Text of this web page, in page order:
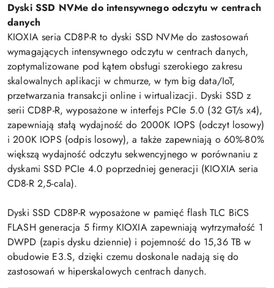
Dyski SSD NVMe do intensywnego odczytu w centrach
danych
KIOXIA seria CD8P-R to dyski SSD NVMe do zastosowań
wymagających intensywnego odczytu w centrach danych,
zoptymalizowane pod kątem obsługi szerokiego zakresu
skalowalnych aplikacji w chmurze, w tym big data/IoT,
przetwarzania transakcji online i wirtualizacji. Dyski SSD z
serii CD8P-R, wyposażone w interfejs PCIe 5.0 (32 GT/s x4),
zapewniają stałą wydajność do 2000K IOPS (odczyt losowy)
i 200K IOPS (odpis losowy), a także zapewniają o 60%-80%
większą wydajność odczytu sekwencyjnego w porównaniu z
dyskami SSD PCIe 4.0 poprzedniej generacji (KIOXIA seria
CD8-R 2,5-cala).
Dyski SSD CD8P-R wyposażone w pamięć flash TLC BiCS
FLASH generacja 5 firmy KIOXIA zapewniają wytrzymałość 1
DWPD (zapis dysku dziennie) i pojemność do 15,36 TB w
obudowie E3.S, dzięki czemu doskonale nadają się do
zastosowań w hiperskalowych centrach danych.